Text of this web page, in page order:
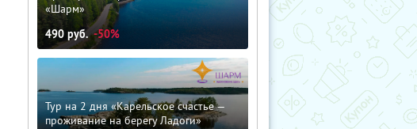
«Шарм»
490 руб. -50%
Тур на 2 дня «Карельское счастье —
проживание на берегу Ладоги»